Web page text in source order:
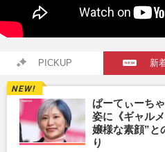
PICKUP 新
ぱーてぃーち
姿に《ギャル
嬢様な素顔”と
り